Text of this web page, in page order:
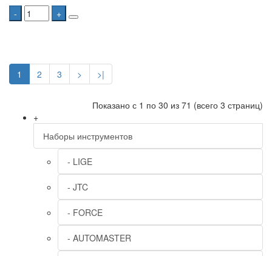
+
Наборы инструментов
- LIGE
- JTC
- FORCE
- AUTOMASTER
-
+
1 2 3 > >|
Показано с 1 по 30 из 71 (всего 3 страниц)